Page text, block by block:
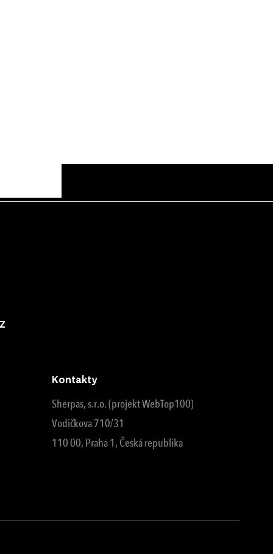
Kontakty
Sherpas, s.r.o. (projekt WebTop100)
Vodičkova 710/31
110 00, Praha 1, Česká republika